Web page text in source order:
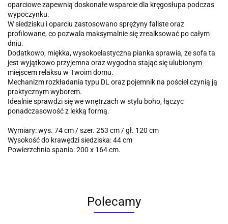
oparciowe zapewnią doskonałe wsparcie dla kręgosłupa podczas
wypoczynku.
W siedzisku i oparciu zastosowano sprężyny faliste oraz
profilowane, co pozwala maksymalnie się zrealksować po całym
dniu.
Dodatkowo, miękka, wysokoelastyczna pianka sprawia, że sofa ta
jest wyjątkowo przyjemna oraz wygodna stając się ulubionym
miejscem relaksu w Twoim domu.
Mechanizm rozkładania typu DL oraz pojemnik na pościel czynią ją
praktycznym wyborem.
Idealnie sprawdzi się we wnętrzach w stylu boho, łączyc
ponadczasowość z lekką formą.
Wymiary: wys. 74 cm / szer. 253 cm / gł. 120 cm
Wysokość do krawędzi siedziska: 44 cm
Powierzchnia spania: 200 x 164 cm.
Polecamy